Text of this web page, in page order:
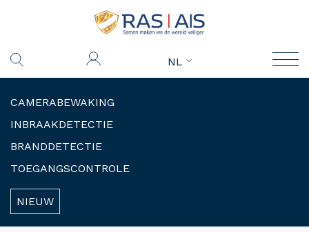
NL
CAMERABEWAKING
INBRAAKDETECTIE
BRANDDETECTIE
TOEGANGSCONTROLE
NIEUW